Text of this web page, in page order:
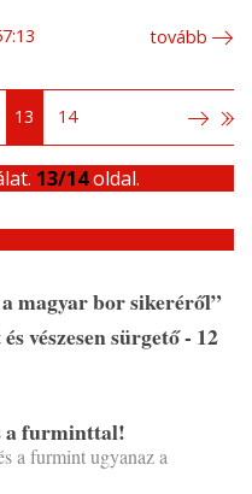
tovább
13 14
13/14oldal.
magyar bor sikeréről”
vészesen sürgető - 12
a furminttal!
a furmint ugyanaz a